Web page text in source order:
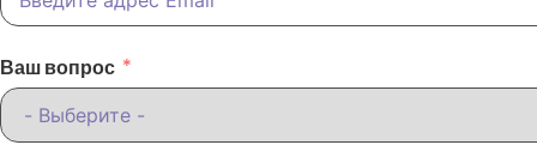
Ваш вопрос